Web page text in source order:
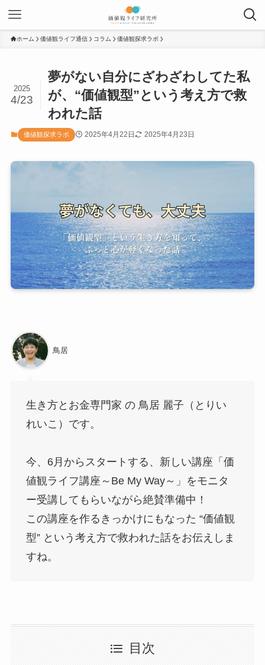
ホーム 価値観ライフ通信 コラム 価値観探求ラボ
夢がない自分にざわざわしてた私
が、“価値観型”という考え方で救
われた話
2025
4/23
価値観探求ラボ 2025年4月22日 2025年4月23日
鳥居
生き方とお金専門家 の 鳥居 麗子（とりい
れいこ）です。
今、6月からスタートする、新しい講座「価
値観ライフ講座～Be My Way～」をモニタ
ー受講してもらいながら絶賛準備中！
この講座を作るきっかけにもなった “価値観
型” という考え方で救われた話をお伝えしま
すね。
目次